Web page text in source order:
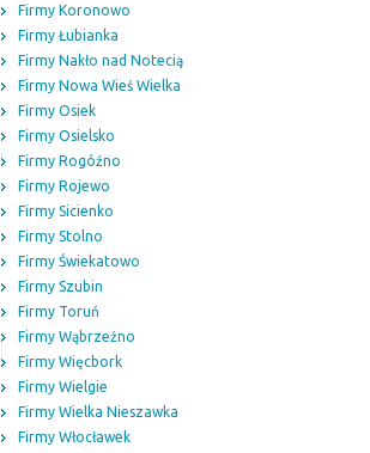
Firmy Koronowo
Firmy Łubianka
Firmy Nakło nad Notecią
Firmy Nowa Wieś Wielka
Firmy Osiek
Firmy Osielsko
Firmy Rogóźno
Firmy Rojewo
Firmy Sicienko
Firmy Stolno
Firmy Świekatowo
Firmy Szubin
Firmy Toruń
Firmy Wąbrzeźno
Firmy Więcbork
Firmy Wielgie
Firmy Wielka Nieszawka
Firmy Włocławek